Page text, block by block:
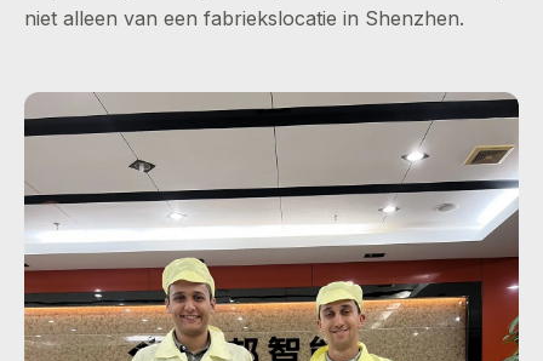
niet alleen van een fabriekslocatie in Shenzhen.